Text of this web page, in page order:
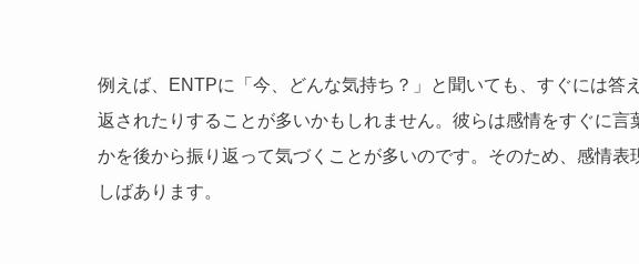
例えば、ENTPに「今、どんな気持ち？」と聞いても、すぐには答
返されたりすることが多いかもしれません。彼らは感情をすぐに
かを後から振り返って気づくことが多いのです。そのため、感情
しばあります。